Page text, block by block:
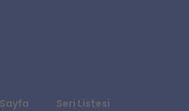
Seri Listesi